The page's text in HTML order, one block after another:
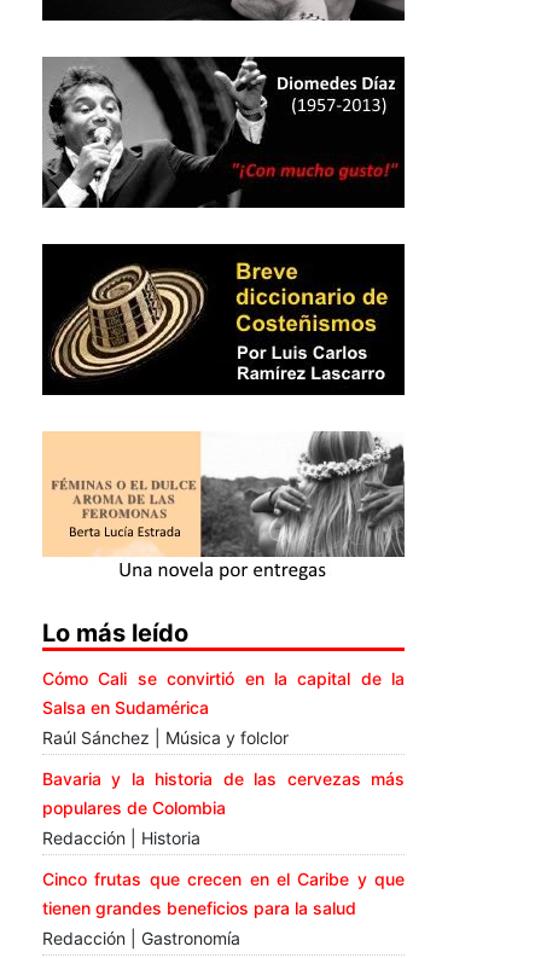
Lo más leído
Cómo Cali se convirtió en la capital de la
Salsa en Sudamérica
Raúl Sánchez | Música y folclor
Bavaria y la historia de las cervezas más
populares de Colombia
Redacción | Historia
Cinco frutas que crecen en el Caribe y que
tienen grandes beneficios para la salud
Redacción | Gastronomía